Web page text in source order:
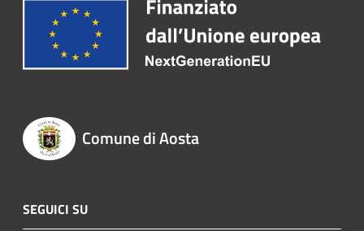
Comune di Aosta
SEGUICI SU